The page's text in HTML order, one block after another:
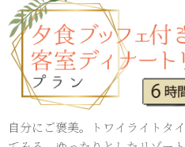
自分にご褒美。トワイライトタ